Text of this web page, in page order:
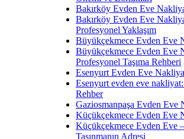
Bakırköy Evden Eve
Bakırköy Evden Eve
Profesyonel Yaklaşım
Büyükçekmece Evden Eve
Büyükçekmece Evden Eve
Profesyonel Taşıma Rehberi
Esenyurt Evden Eve
Esenyurt evden eve
Rehber
Gaziosmanpaşa Evden Eve
Küçükçekmece Evden Eve
Küçükçekmece Evden Eve
Taşınmanın Adresi